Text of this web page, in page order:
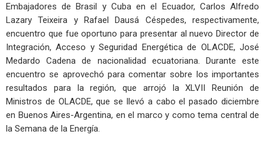
Embajadores de Brasil y Cuba en el Ecuador, Carlos Alfredo
Lazary Teixeira y Rafael Dausá Céspedes, respectivamente,
encuentro que fue oportuno para presentar al nuevo Director de
Integración, Acceso y Seguridad Energética de OLACDE, José
Medardo Cadena de nacionalidad ecuatoriana. Durante este
encuentro se aprovechó para comentar sobre los importantes
resultados para la región, que arrojó la XLVII Reunión de
Ministros de OLACDE, que se llevó a cabo el pasado diciembre
en Buenos Aires-Argentina, en el marco y como tema central de
la Semana de la Energía.